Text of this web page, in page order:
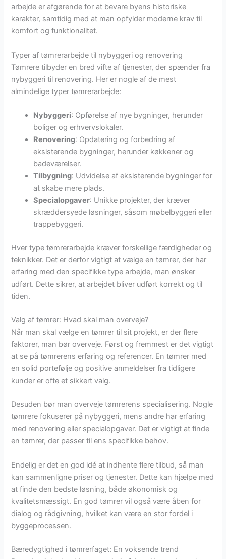
arbejde er afgørende for at bevare byens historiske
karakter, samtidig med at man opfylder moderne krav til
komfort og funktionalitet.
Typer af tømrerarbejde til nybyggeri og renovering
Tømrere tilbyder en bred vifte af tjenester, der spænder fra
nybyggeri til renovering. Her er nogle af de mest
almindelige typer tømrerarbejde:
Nybyggeri: Opførelse af nye bygninger, herunder
boliger og erhvervslokaler.
Renovering: Opdatering og forbedring af
eksisterende bygninger, herunder køkkener og
badeværelser.
Tilbygning: Udvidelse af eksisterende bygninger for
at skabe mere plads.
Specialopgaver: Unikke projekter, der kræver
skræddersyede løsninger, såsom møbelbyggeri eller
trappebyggeri.
Hver type tømrerarbejde kræver forskellige færdigheder og
teknikker. Det er derfor vigtigt at vælge en tømrer, der har
erfaring med den specifikke type arbejde, man ønsker
udført. Dette sikrer, at arbejdet bliver udført korrekt og til
tiden.
Valg af tømrer: Hvad skal man overveje?
Når man skal vælge en tømrer til sit projekt, er der flere
faktorer, man bør overveje. Først og fremmest er det vigtigt
at se på tømrerens erfaring og referencer. En tømrer med
en solid portefølje og positive anmeldelser fra tidligere
kunder er ofte et sikkert valg.
Desuden bør man overveje tømrerens specialisering. Nogle
tømrere fokuserer på nybyggeri, mens andre har erfaring
med renovering eller specialopgaver. Det er vigtigt at finde
en tømrer, der passer til ens specifikke behov.
Endelig er det en god idé at indhente flere tilbud, så man
kan sammenligne priser og tjenester. Dette kan hjælpe med
at finde den bedste løsning, både økonomisk og
kvalitetsmæssigt. En god tømrer vil også være åben for
dialog og rådgivning, hvilket kan være en stor fordel i
byggeprocessen.
Bæredygtighed i tømrerfaget: En voksende trend